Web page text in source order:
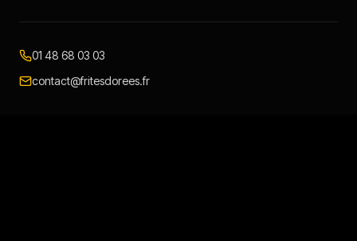
01 48 68 03 03
contact@fritesdorees.fr